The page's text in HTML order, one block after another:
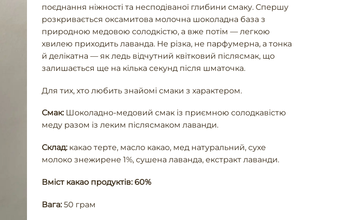
поєднання ніжності та несподіваної глибини смаку. Спершу
розкривається оксамитова молочна шоколадна база з
природною медовою солодкістю, а вже потім — легкою
хвилею приходить лаванда. Не різка, не парфумерна, а тонка
й делікатна — як ледь відчутний квітковий післясмак, що
залишається ще на кілька секунд після шматочка.
Для тих, хто любить знайомі смаки з характером.
Смак:Шоколадно-медовий смак із приємною солодкавістю
меду разом із леким післясмаком лаванди.
Склад:какао терте, масло какао, мед натуральний, сухе
молоко знежирене 1%, сушена лаванда, екстракт лаванди.
Вміст какао продуктів: 60%
Вага:50 грам